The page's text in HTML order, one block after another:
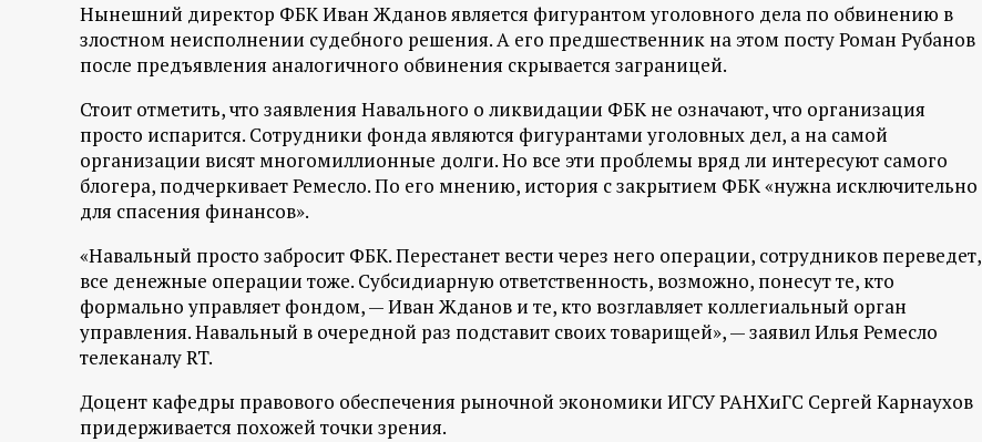
о
р
т
а
л
Нынешний директор ФБК Иван Жданов является фигурантом уголовного дела по обвинению в
злостном неисполнении судебного решения. А его предшественник на этом посту Роман Рубанов
после предъявления аналогичного обвинения скрывается заграницей.
Стоит отметить, что заявления Навального о ликвидации ФБК не означают, что организация
просто испарится. Сотрудники фонда являются фигурантами уголовных дел, а на самой
организации висят многомиллионные долги. Но все эти проблемы вряд ли интересуют самого
блогера, подчеркивает Ремесло. По его мнению, история с закрытием ФБК «нужна исключительно
для спасения финансов».
«Навальный просто забросит ФБК. Перестанет вести через него операции, сотрудников переведет,
все денежные операции тоже. Субсидиарную ответственность, возможно, понесут те, кто
формально управляет фондом, — Иван Жданов и те, кто возглавляет коллегиальный орган
управления. Навальный в очередной раз подставит своих товарищей», — заявил Илья Ремесло
телеканалу RT.
Доцент кафедры правового обеспечения рыночной экономики ИГСУ РАНХиГС Сергей Карнаухов
придерживается похожей точки зрения.